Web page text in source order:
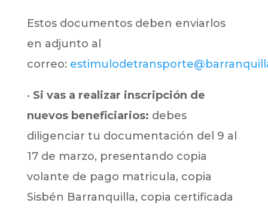
Estos documentos deben enviarlos
en adjunto al
correo:
• Si vas a realizar inscripción de
nuevos beneficiarios: debes
diligenciar tu documentación del 9 al
17 de marzo, presentando copia
volante de pago matricula, copia
Sisbén Barranquilla, copia certificada